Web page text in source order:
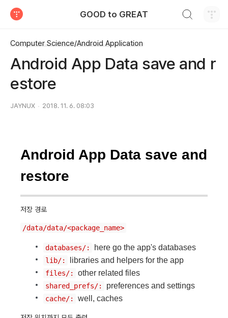
GOOD to GREAT
Computer Science/Android Application
Android App Data save and r
estore
JAYNUX 2018. 11. 6. 08:03
Android App Data save and
restore
저장 경로
/data/data/<package_name>
databases/: here go the app's databases
lib/: libraries and helpers for the app
files/: other related files
shared_prefs/: preferences and settings
cache/: well, caches